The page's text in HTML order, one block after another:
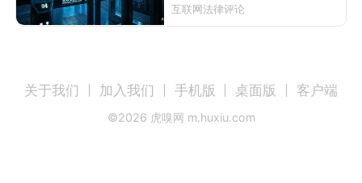
承压
互联网法律评论
关于我们 加入我们 手机版 桌面版 客户端
©2026 虎嗅网 m.huxiu.com